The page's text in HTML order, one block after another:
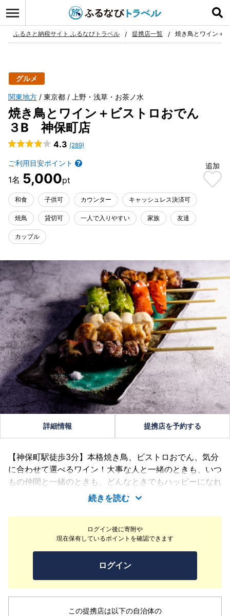
お気に入り
ふるさと納税サイト ふるなびトラベル 提携店一覧 焼き鳥とワイン
グルメ
関東地方 東京都 上野・浅草・お茶ノ水
焼き鳥とワイン＋ビストロおでん
３B 神保町店
4.3 (289)
ご利用目安ポイント
5,000
追加
和食 子供可 カウンター キャッシュレス決済可
焼鳥 貸切可 一人で入りやすい 家族 友達
カップル
ログイン後に寄附や
現在保有しているポイントを確認できます
ログイン
この提携店は以下の自治体の
詳細情報 提携店を予約する
【神保町駅徒歩3分】本格焼き鳥、ビストロおでん、気分
に合わせて選べるワイン！大事な人と一緒のときも、いつ
もの仲間と一緒のときも、どんなときでもハッピーになれ
る。名物はビストロ風おでん！「和のおでん出汁×洋のエ
ッセンス」を存分に味わえます♪出汁の効いたおでんをベ
ースに、具材毎に違った欧州料理のエッセンスを合わせま
す。馴染み深いのに、初めて食べる味！職人が焼き上げる
極上の焼鳥。備長炭でじっくり焼き上げた焼鳥はパリッと
ジューシー。部位の魅力を最大限に活かして、一本ずつ串
打ち。毎朝仕入れる新鮮な鶏肉だからこその旨味！
続きを読む